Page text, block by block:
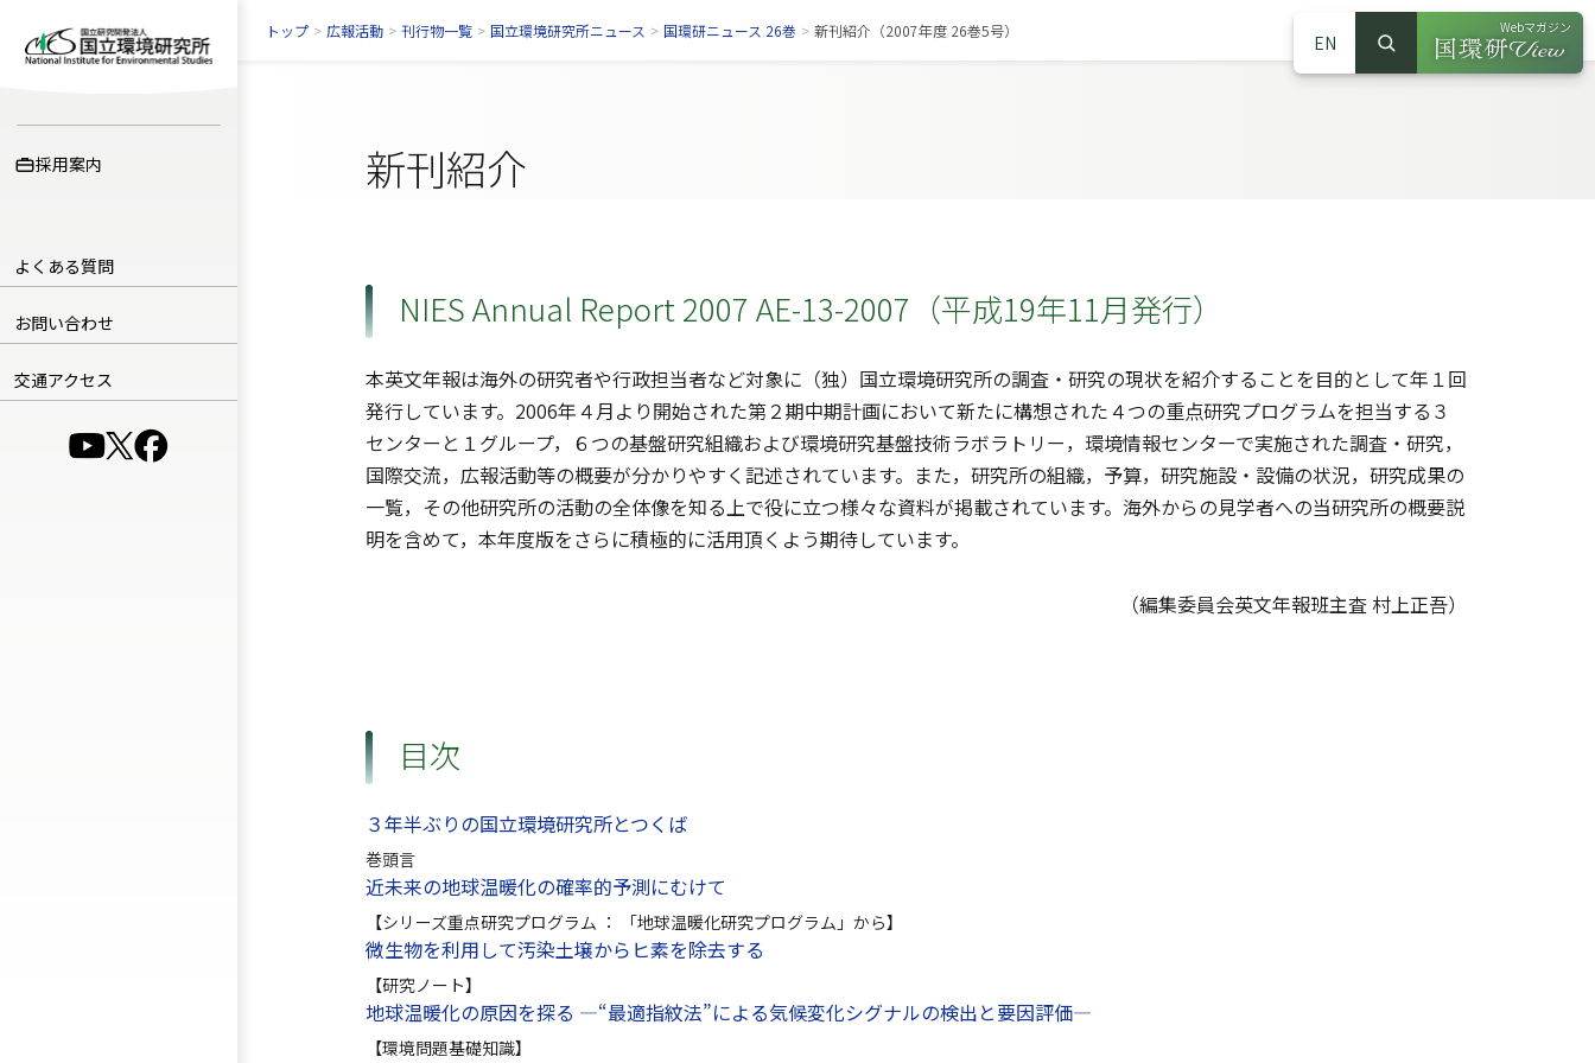
採用案内
よくある質問
お問い合わせ
交通アクセス
（別ウインドウで開きます）
（別ウインドウで開きます）
（別ウインドウで開きます）
EN
サイト内検索
検索
Webマガジン
（別ウインドウ
トップ > 広報活動 > 刊行物一覧 > 国立環境研究所ニュース > 国環研ニュース 26巻 > 新刊紹介（2007年度 26巻5号）
新刊紹介
NIES Annual Report 2007 AE-13-2007（平成19年11月発行）
本英文年報は海外の研究者や行政担当者など対象に（独）国立環境研究所の調査・研究の現状を紹介することを目的として年１回
発行しています。2006年４月より開始された第２期中期計画において新たに構想された４つの重点研究プログラムを担当する３
センターと１グループ，６つの基盤研究組織および環境研究基盤技術ラボラトリー，環境情報センターで実施された調査・研究，
国際交流，広報活動等の概要が分かりやすく記述されています。また，研究所の組織，予算，研究施設・設備の状況，研究成果の
一覧，その他研究所の活動の全体像を知る上で役に立つ様々な資料が掲載されています。海外からの見学者への当研究所の概要説
明を含めて，本年度版をさらに積極的に活用頂くよう期待しています。
（編集委員会英文年報班主査 村上正吾）
目次
３年半ぶりの国立環境研究所とつくば
巻頭言
近未来の地球温暖化の確率的予測にむけて
【シリーズ重点研究プログラム ： 「地球温暖化研究プログラム」から】
微生物を利用して汚染土壌からヒ素を除去する
【研究ノート】
地球温暖化の原因を探る —“最適指紋法”による気候変化シグナルの検出と要因評価—
【環境問題基礎知識】